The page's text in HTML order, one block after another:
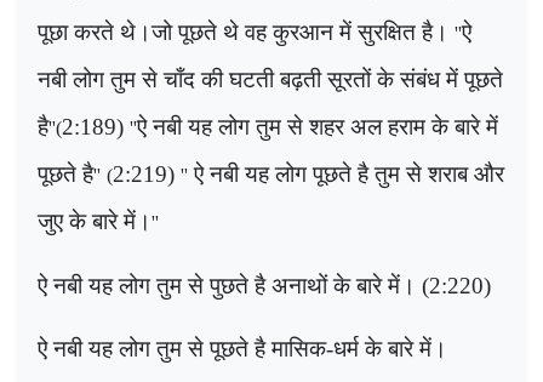
पूछा करते थे।जो पूछते थे वह कुरआन में सुरक्षित है। ''ऐ
नबी लोग तुम से चाँद की घटती बढ़ती सूरतों के संबंध में पूछते
है''(2:189) ''ऐ नबी यह लोग तुम से शहर अल हराम के बारे में
पूछते है'' (2:219) '' ऐ नबी यह लोग पूछते है तुम से शराब और
जुए के बारे में। ''
ऐ नबी यह लोग तुम से पुछते है अनाथों के बारे में। (2:220)
ऐ नबी यह लोग तुम से पूछते है मासिक-धर्म के बारे में।